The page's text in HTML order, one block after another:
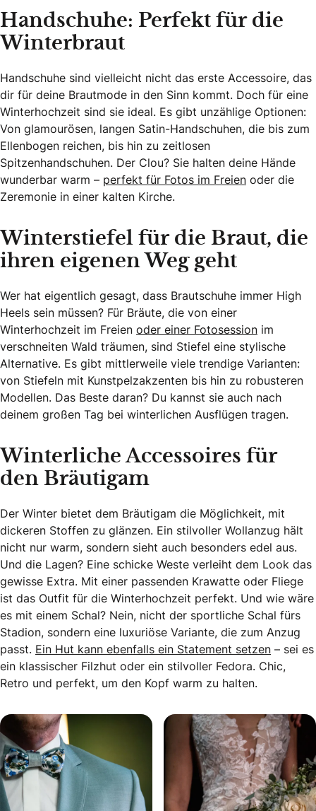
Handschuhe: Perfekt für die
Winterbraut
Handschuhe sind vielleicht nicht das erste Accessoire, das
dir für deine Brautmode in den Sinn kommt. Doch für eine
Winterhochzeit sind sie ideal. Es gibt unzählige Optionen:
Von glamourösen, langen Satin-Handschuhen, die bis zum
Ellenbogen reichen, bis hin zu zeitlosen
Spitzenhandschuhen. Der Clou? Sie halten deine Hände
wunderbar warm – perfekt für Fotos im Freien oder die
Zeremonie in einer kalten Kirche.
Winterstiefel für die Braut, die
ihren eigenen Weg geht
Wer hat eigentlich gesagt, dass Brautschuhe immer High
Heels sein müssen? Für Bräute, die von einer
Winterhochzeit im Freien oder einer Fotosession im
verschneiten Wald träumen, sind Stiefel eine stylische
Alternative. Es gibt mittlerweile viele trendige Varianten:
von Stiefeln mit Kunstpelzakzenten bis hin zu robusteren
Modellen. Das Beste daran? Du kannst sie auch nach
deinem großen Tag bei winterlichen Ausflügen tragen.
Winterliche Accessoires für
den Bräutigam
Der Winter bietet dem Bräutigam die Möglichkeit, mit
dickeren Stoffen zu glänzen. Ein stilvoller Wollanzug hält
nicht nur warm, sondern sieht auch besonders edel aus.
Und die Lagen? Eine schicke Weste verleiht dem Look das
gewisse Extra. Mit einer passenden Krawatte oder Fliege
ist das Outfit für die Winterhochzeit perfekt. Und wie wäre
es mit einem Schal? Nein, nicht der sportliche Schal fürs
Stadion, sondern eine luxuriöse Variante, die zum Anzug
passt. Ein Hut kann ebenfalls ein Statement setzen – sei es
ein klassischer Filzhut oder ein stilvoller Fedora. Chic,
Retro und perfekt, um den Kopf warm zu halten.